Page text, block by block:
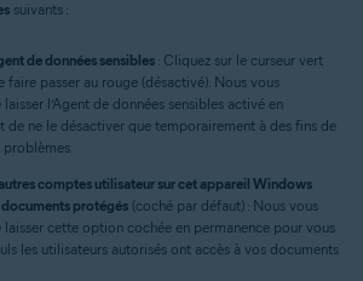
suivants :
de données sensibles: Cliquez sur le curseur vert
faire passer au rouge (désactivé). Nous vous
l’Agent de données sensibles activé en
de ne le désactiver que temporairement à des fins de
comptes utilisateur sur cet appareil Windows
protégés (coché par défaut) : Nous vous
laisser cette option cochée en permanence pour vous
les utilisateurs autorisés ont accès à vos documents